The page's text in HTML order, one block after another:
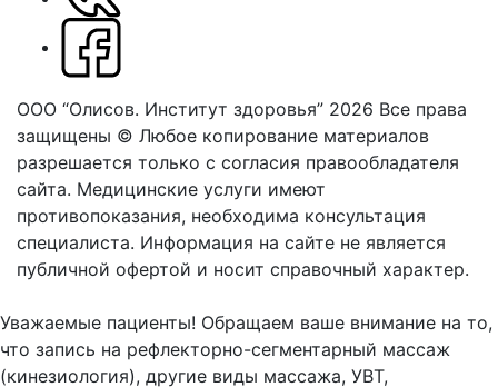
ООО “Олисов. Институт здоровья” 2026 Все права
защищены © Любое копирование материалов
разрешается только с согласия правообладателя
сайта. Медицинские услуги имеют
противопоказания, необходима консультация
специалиста. Информация на сайте не является
публичной офертой и носит справочный характер.
Уважаемые пациенты! Обращаем ваше внимание на то,
что запись на рефлекторно-сегментарный массаж
(кинезиология), другие виды массажа, УВТ,